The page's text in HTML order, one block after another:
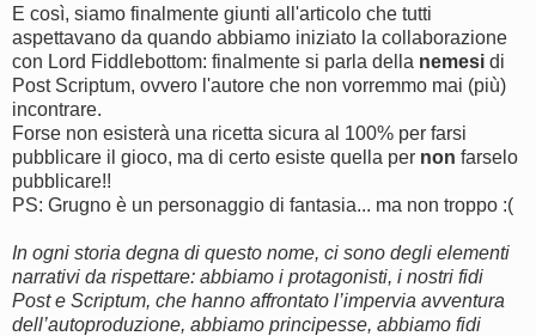
E così, siamo finalmente giunti all'articolo che tutti
aspettavano da quando abbiamo iniziato la collaborazione
con Lord Fiddlebottom: finalmente si parla della nemesi di
Post Scriptum, ovvero l'autore che non vorremmo mai (più)
incontrare.
Forse non esisterà una ricetta sicura al 100% per farsi
pubblicare il gioco, ma di certo esiste quella per non farselo
pubblicare!!
PS: Grugno è un personaggio di fantasia... ma non troppo :(
In ogni storia degna di questo nome, ci sono degli elementi
narrativi da rispettare: abbiamo i protagonisti, i nostri fidi
Post e Scriptum, che hanno affrontato l’impervia avventura
dell’autoproduzione, abbiamo principesse, abbiamo fidi